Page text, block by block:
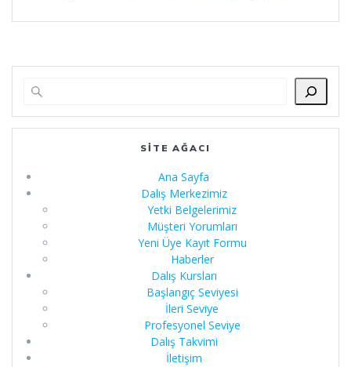
SITE AĞACI
Ana Sayfa
Dalış Merkezimiz
Yetki Belgelerimiz
Müşteri Yorumları
Yeni Üye Kayıt Formu
Haberler
Dalış Kursları
Başlangıç Seviyesi
İleri Seviye
Profesyonel Seviye
Dalış Takvimi
İletişim